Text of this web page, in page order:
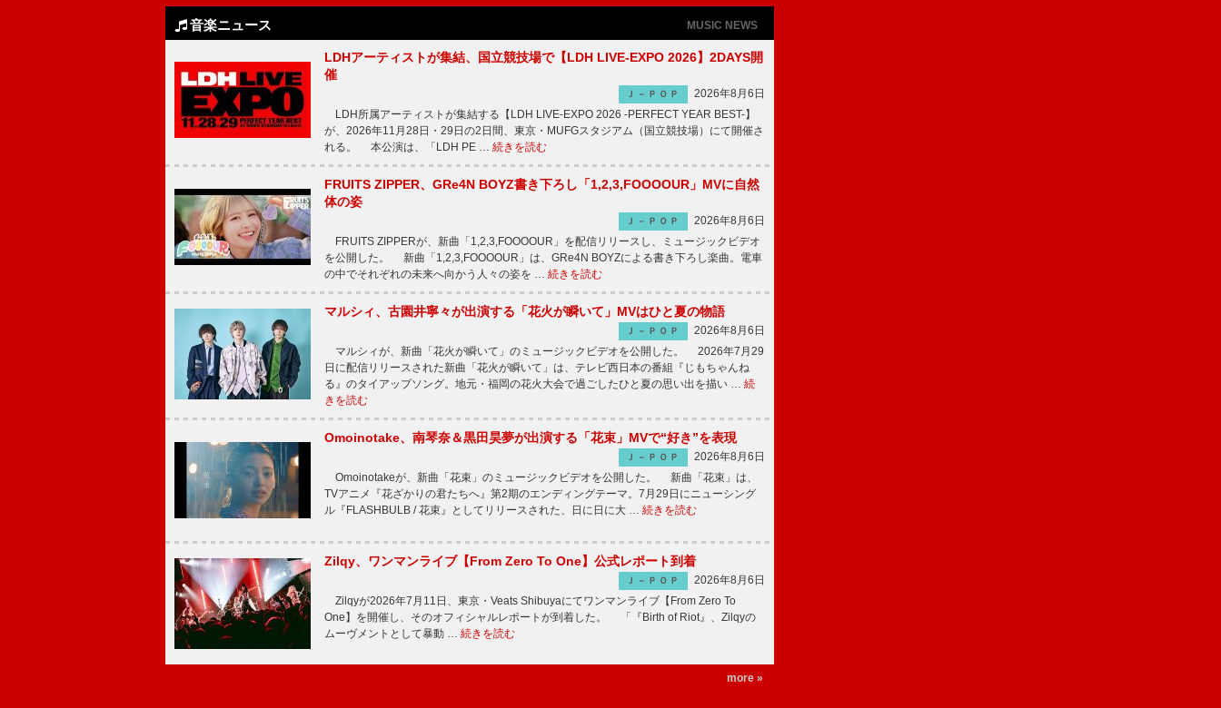
音楽ニュース MUSIC NEWS
LDHアーティストが集結、国立競技場で【LDH LIVE-EXPO 2026】2DAYS開
催
Ｊ－ＰＯＰ
2026年8月6日
LDH所属アーティストが集結する【LDH LIVE-EXPO 2026 -PERFECT YEAR BEST-】
が、2026年11月28日・29日の2日間、東京・MUFGスタジアム（国立競技場）にて開催さ
れる。 本公演は、「LDH PE … 続きを読む
FRUITS ZIPPER、GRe4N BOYZ書き下ろし「1,2,3,FOOOOUR」MVに自然
体の姿
Ｊ－ＰＯＰ
2026年8月6日
FRUITS ZIPPERが、新曲「1,2,3,FOOOOUR」を配信リリースし、ミュージックビデオ
を公開した。 新曲「1,2,3,FOOOOUR」は、GRe4N BOYZによる書き下ろし楽曲。電車
の中でそれぞれの未来へ向かう人々の姿を … 続きを読む
マルシィ、古園井寧々が出演する「花火が瞬いて」MVはひと夏の物語
Ｊ－ＰＯＰ
2026年8月6日
マルシィが、新曲「花火が瞬いて」のミュージックビデオを公開した。 2026年7月29
日に配信リリースされた新曲「花火が瞬いて」は、テレビ西日本の番組『じもちゃんね
る』のタイアップソング。地元・福岡の花火大会で過ごしたひと夏の思い出を描い … 続
きを読む
Omoinotake、南琴奈＆黒田昊夢が出演する「花束」MVで“好き”を表現
Ｊ－ＰＯＰ
2026年8月6日
Omoinotakeが、新曲「花束」のミュージックビデオを公開した。 新曲「花束」は、
TVアニメ『花ざかりの君たちへ』第2期のエンディングテーマ。7月29日にニューシング
ル『FLASHBULB / 花束』としてリリースされた、日に日に大 … 続きを読む
Zilqy、ワンマンライブ【From Zero To One】公式レポート到着
Ｊ－ＰＯＰ
2026年8月6日
Zilqyが2026年7月11日、東京・Veats Shibuyaにてワンマンライブ【From Zero To
One】を開催し、そのオフィシャルレポートが到着した。 「『Birth of Riot』、Zilqyの
ムーヴメントとして暴動 … 続きを読む
more »